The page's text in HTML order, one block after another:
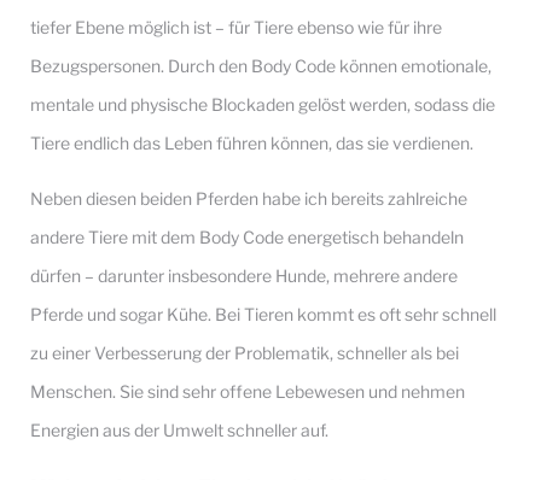
tiefer Ebene möglich ist – für Tiere ebenso wie für ihre
Bezugspersonen. Durch den Body Code können emotionale,
mentale und physische Blockaden gelöst werden, sodass die
Tiere endlich das Leben führen können, das sie verdienen.
Neben diesen beiden Pferden habe ich bereits zahlreiche
andere Tiere mit dem Body Code energetisch behandeln
dürfen – darunter insbesondere Hunde, mehrere andere
Pferde und sogar Kühe. Bei Tieren kommt es oft sehr schnell
zu einer Verbesserung der Problematik, schneller als bei
Menschen. Sie sind sehr offene Lebewesen und nehmen
Energien aus der Umwelt schneller auf.